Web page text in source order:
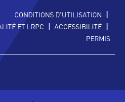
CONDITIONS D'UTILISATION |
ET LRPC | ACCESSIBILITÉ |
PERMIS